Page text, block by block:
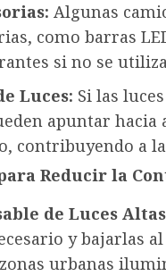
Algunas
como barras
si no se
Luces: Si las
apuntar
contribuyendo a
Reducir la
de Luces
y bajarlas
urbanas